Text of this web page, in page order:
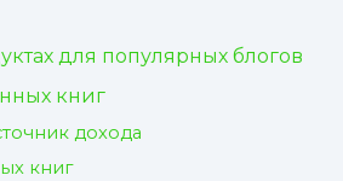
для популярных блогов
книг
дохода
книг